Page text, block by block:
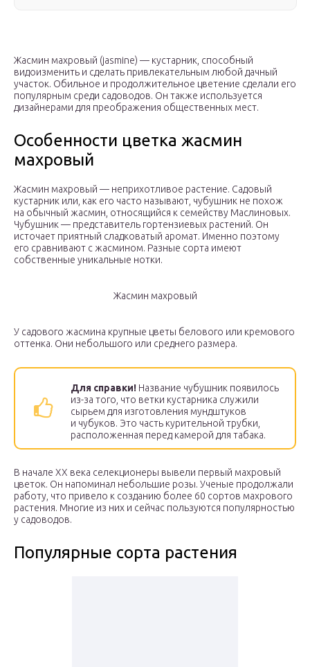
Жасмин махровый (jasmine) — кустарник, способный
видоизменить и сделать привлекательным любой дачный
участок. Обильное и продолжительное цветение сделали его
популярным среди садоводов. Он также используется
дизайнерами для преображения общественных мест.
Особенности цветка жасмин
махровый
Жасмин махровый — неприхотливое растение. Садовый
кустарник или, как его часто называют, чубушник не похож
на обычный жасмин, относящийся к семейству Маслиновых.
Чубушник — представитель гортензиевых растений. Он
источает приятный сладковатый аромат. Именно поэтому
его сравнивают с жасмином. Разные сорта имеют
собственные уникальные нотки.
Жасмин махровый
У садового жасмина крупные цветы белового или кремового
оттенка. Они небольшого или среднего размера.
Для справки! Название чубушник появилось
из-за того, что ветки кустарника служили
сырьем для изготовления мундштуков
и чубуков. Это часть курительной трубки,
расположенная перед камерой для табака.
В начале XX века селекционеры вывели первый махровый
цветок. Он напоминал небольшие розы. Ученые продолжали
работу, что привело к созданию более 60 сортов махрового
растения. Многие из них и сейчас пользуются популярностью
у садоводов.
Популярные сорта растения